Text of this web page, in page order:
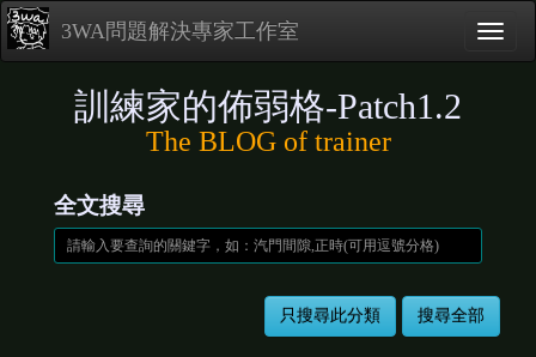
3WA問題解決專家工作室
訓練家的佈弱格-Patch1.2
The BLOG of trainer
全文搜尋